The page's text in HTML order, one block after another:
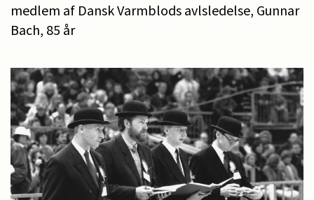
medlem af Dansk Varmblods avlsledelse, Gunnar
Bach, 85 år